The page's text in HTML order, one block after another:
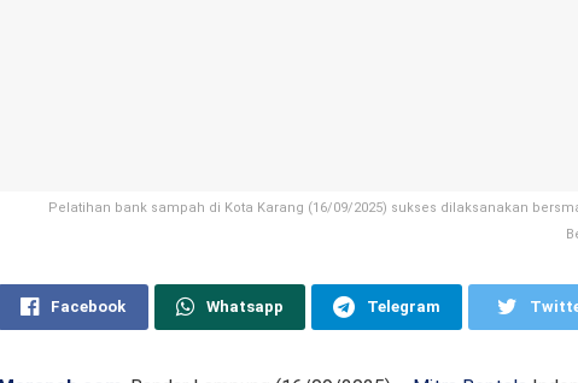
Pelatihan bank sampah di Kota Karang (16/09/2025) sukses dilaksanakan
Facebook Whatsapp Telegram